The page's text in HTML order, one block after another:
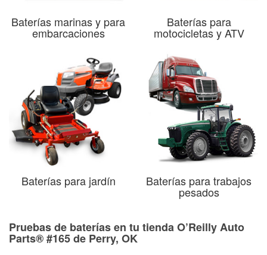
Baterías marinas y para
embarcaciones
Baterías para
motocicletas y ATV
Baterías para jardín Baterías para trabajos
pesados
Pruebas de baterías en tu tienda O’Reilly Auto
Parts® #165 de Perry, OK